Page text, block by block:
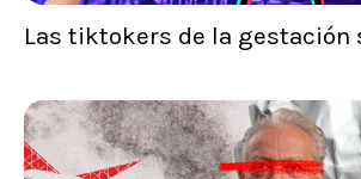
Las tiktokers de la gestación